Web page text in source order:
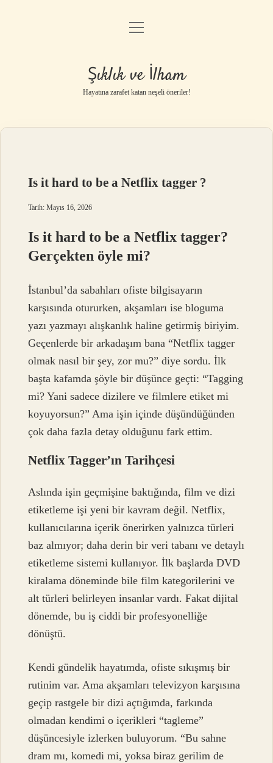
Anasayfa
Gizlilik Politikası
Yasal Uyarı
menüyü
Şıklık ve İlham
Hayatına zarafet katan neşeli öneriler!
Is it hard to be a Netflix tagger ?
Tarih: Mayıs 16, 2026
Is it hard to be a Netflix tagger?
Gerçekten öyle mi?
İstanbul’da sabahları ofiste bilgisayarın
karşısında otururken, akşamları ise bloguma
yazı yazmayı alışkanlık haline getirmiş biriyim.
Geçenlerde bir arkadaşım bana “Netflix tagger
olmak nasıl bir şey, zor mu?” diye sordu. İlk
başta kafamda şöyle bir düşünce geçti: “Tagging
mi? Yani sadece dizilere ve filmlere etiket mi
koyuyorsun?” Ama işin içinde düşündüğünden
çok daha fazla detay olduğunu fark ettim.
Netflix Tagger’ın Tarihçesi
Aslında işin geçmişine baktığında, film ve dizi
etiketleme işi yeni bir kavram değil. Netflix,
kullanıcılarına içerik önerirken yalnızca türleri
baz almıyor; daha derin bir veri tabanı ve detaylı
etiketleme sistemi kullanıyor. İlk başlarda DVD
kiralama döneminde bile film kategorilerini ve
alt türleri belirleyen insanlar vardı. Fakat dijital
dönemde, bu iş ciddi bir profesyonelliğe
dönüştü.
Kendi gündelik hayatımda, ofiste sıkışmış bir
rutinim var. Ama akşamları televizyon karşısına
geçip rastgele bir dizi açtığımda, farkında
olmadan kendimi o içerikleri “tagleme”
düşüncesiyle izlerken buluyorum. “Bu sahne
dram mı, komedi mi, yoksa biraz gerilim de